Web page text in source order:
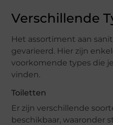
Verschillende
Het assortiment aan
gevarieerd. Hier zijn
voorkomende types die
vinden.
Toiletten
Er zijn verschillende
beschikbaar, waaronder